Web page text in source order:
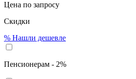
Цена по запросу
Скидки
% Нашли дешевле
Пенсионерам - 2%